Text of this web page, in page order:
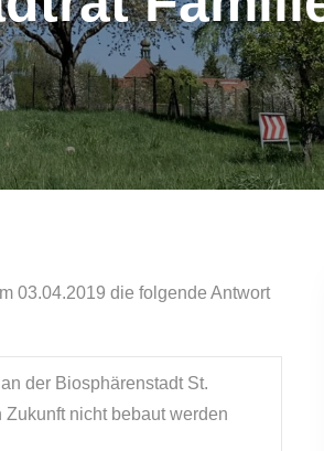
03.04.2019 die folgende Antwort
der Biosphärenstadt St.
nicht bebaut werden